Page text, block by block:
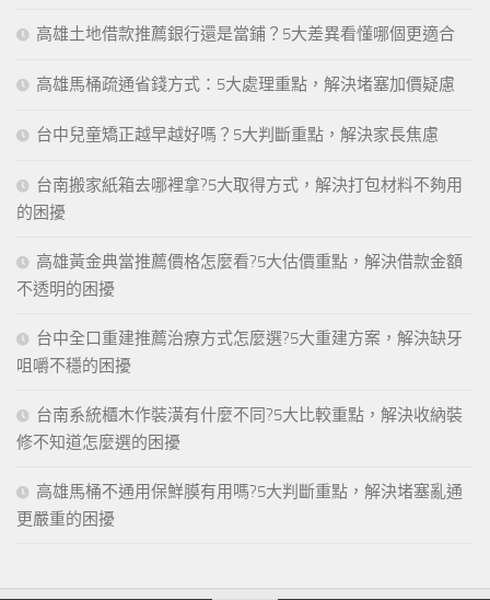
高雄土地借款推薦銀行還是當鋪？5大差異看懂哪個更適合
高雄馬桶疏通省錢方式：5大處理重點，解決堵塞加價疑慮
台中兒童矯正越早越好嗎？5大判斷重點，解決家長焦慮
台南搬家紙箱去哪裡拿?5大取得方式，解決打包材料不夠用
的困擾
高雄黃金典當推薦價格怎麼看?5大估價重點，解決借款金額
不透明的困擾
台中全口重建推薦治療方式怎麼選?5大重建方案，解決缺牙
咀嚼不穩的困擾
台南系統櫃木作裝潢有什麼不同?5大比較重點，解決收納裝
修不知道怎麼選的困擾
高雄馬桶不通用保鮮膜有用嗎?5大判斷重點，解決堵塞亂通
更嚴重的困擾